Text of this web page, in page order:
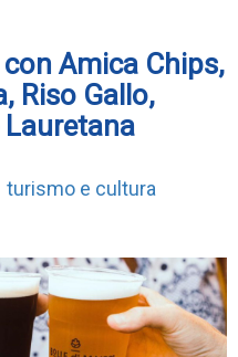
Amica Chips,
Riso Gallo,
turismo e cultura